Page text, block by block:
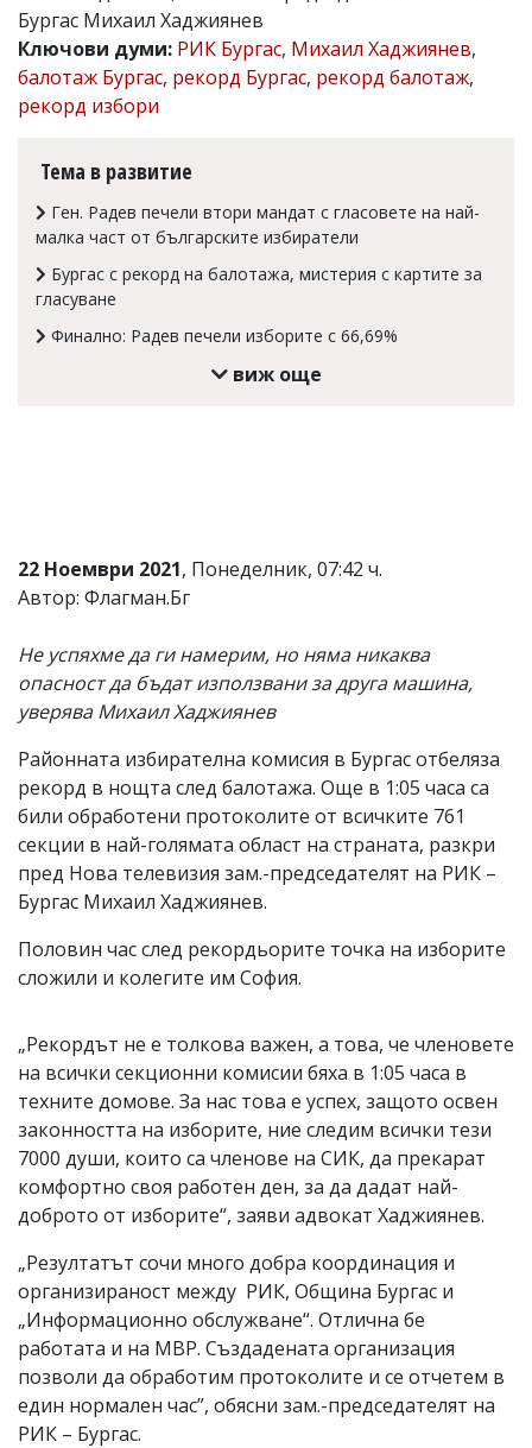
Коментарите
под
статиите
се
въвеждат
носи
тях!
Ако
откриете
Бургас Михаил Хаджиянев
Ключови думи: РИК Бургас, Михаил Хаджиянев,
балотаж Бургас, рекорд Бургас, рекорд балотаж,
рекорд избори
Тема в развитие
Ген. Радев печели втори мандат с гласовете на най-
малка част от българските избиратели
Бургас с рекорд на балотажа, мистерия с картите за
гласуване
Финално: Радев печели изборите с 66,69%
виж още
22 Ноември 2021, Понеделник, 07:42 ч.
Автор: Флагман.Бг
Не успяхме да ги намерим, но няма никаква
опасност да бъдат използвани за друга машина,
уверява Михаил Хаджиянев
Районната избирателна комисия в Бургас отбеляза
рекорд в нощта след балотажа. Още в 1:05 часа са
били обработени протоколите от всичките 761
секции в най-голямата област на страната, разкри
пред Нова телевизия зам.-председателят на РИК –
Бургас Михаил Хаджиянев.
Половин час след рекордьорите точка на изборите
сложили и колегите им София.
„Рекордът не е толкова важен, а това, че членовете
на всички секционни комисии бяха в 1:05 часа в
техните домове. За нас това е успех, защото освен
законността на изборите, ние следим всички тези
7000 души, които са членове на СИК, да прекарат
комфортно своя работен ден, за да дадат най-
доброто от изборите“, заяви адвокат Хаджиянев.
„Резултатът сочи много добра координация и
организираност между РИК, Община Бургас и
„Информационно обслужване“. Отлична бе
работата и на МВР. Създадената организация
позволи да обработим протоколите и се отчетем в
един нормален час”, обясни зам.-председателят на
РИК – Бургас.